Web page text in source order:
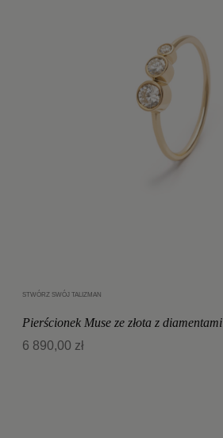
STWÓRZ SWÓJ TALIZMAN
Pierścionek Muse ze złota z diamentami
6 890,00 zł